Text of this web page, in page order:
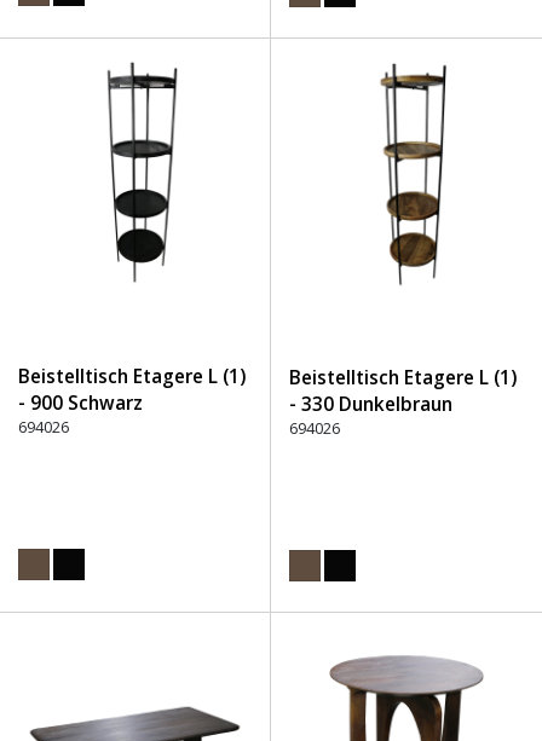
Beistelltisch Etagere L (1)
- 900 Schwarz
694026
Beistelltisch Etagere L (1)
- 330 Dunkelbraun
694026